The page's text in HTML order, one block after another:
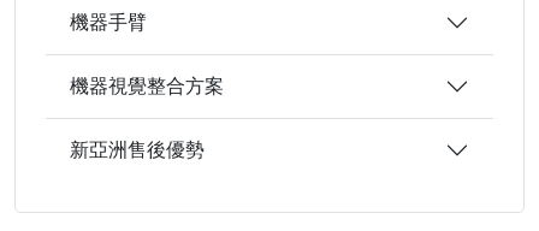
機器手臂
機器視覺整合方案
新亞洲售後優勢